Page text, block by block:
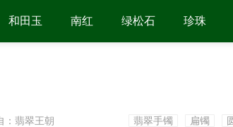
和田玉 南红 绿松石 珍珠
：翡翠王朝 翡翠手镯 扁镯